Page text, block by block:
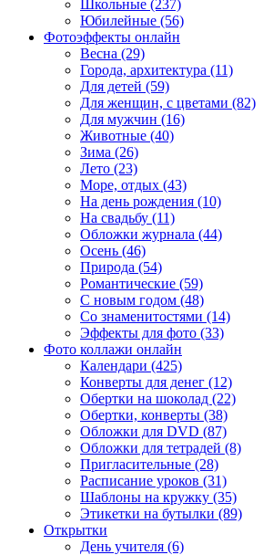
Школьные (237)
Юбилейные (56)
Фотоэффекты онлайн
Весна (29)
Города, архитектура (11)
Для детей (59)
Для женщин, с цветами (82)
Для мужчин (16)
Животные (40)
Зима (26)
Лето (23)
Море, отдых (43)
На день рождения (10)
На свадьбу (11)
Обложки журнала (44)
Осень (46)
Природа (54)
Романтические (59)
С новым годом (48)
Со знаменитостями (14)
Эффекты для фото (33)
Фото коллажи онлайн
Календари (425)
Конверты для денег (12)
Обертки на шоколад (22)
Обертки, конверты (38)
Обложки для DVD (87)
Обложки для тетрадей (8)
Пригласительные (28)
Расписание уроков (31)
Шаблоны на кружку (35)
Этикетки на бутылки (89)
Открытки
День учителя (6)